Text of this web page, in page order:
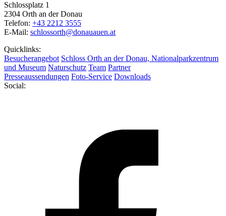
Schlossplatz 1
2304 Orth an der Donau
Telefon: +43 2212 3555
E-Mail: schlossorth@donauauen.at
Quicklinks:
Besucherangebot Schloss Orth an der Donau, Nationalparkzentrum
und Museum Naturschutz Team Partner
Presseaussendungen Foto-Service Downloads
Social: